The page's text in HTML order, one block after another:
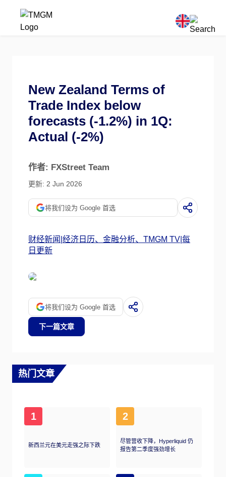
New Zealand Terms of
Trade Index below
forecasts (-1.2%) in 1Q:
Actual (-2%)
作者: FXStreet Team
更新: 2 Jun 2026
将我们设为 Google 首选
财经新闻|经济日历、金融分析、TMGM TV|每
日更新
将我们设为 Google 首选
下一篇文章
热门文章
1
新西兰元在美元走强之际下跌
2
尽管营收下降，Hyperliquid 仍
报告第二季度强劲增长